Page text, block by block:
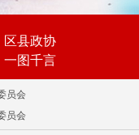
区县政协
一图千言
员会
员会